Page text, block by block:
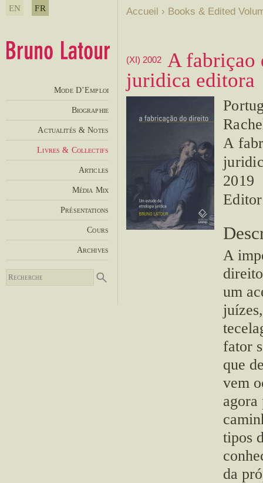
Accueil › Books & Edited
(XI) 2002 A fabriçao
juridica editora
A
2019
A
um
fator
que
vem
agora
tipos
da
EN FR
Mode D’Emploi
Biographie
Actualités & Notes
Livres & Collectifs
Articles
Média Mix
Présentations
Cours
Archives